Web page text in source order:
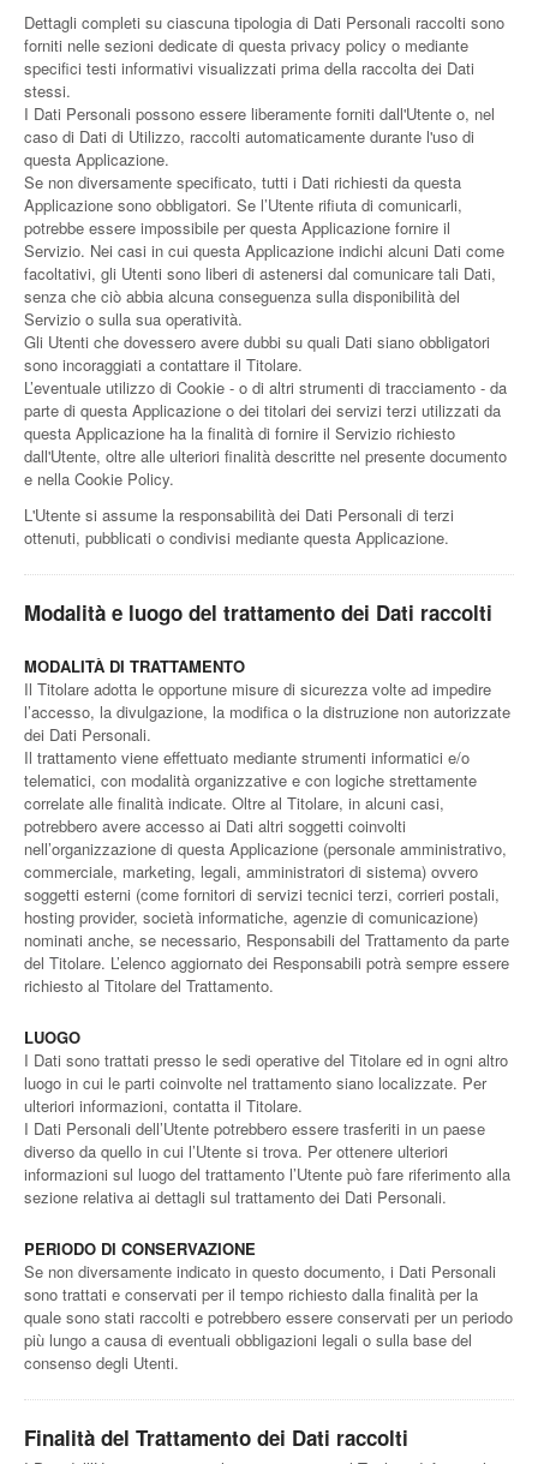
Dettagli completi su ciascuna tipologia di Dati Personali raccolti sono
forniti nelle sezioni dedicate di questa privacy policy o mediante
specifici testi informativi visualizzati prima della raccolta dei Dati
stessi.
I Dati Personali possono essere liberamente forniti dall'Utente o, nel
caso di Dati di Utilizzo, raccolti automaticamente durante l'uso di
questa Applicazione.
Se non diversamente specificato, tutti i Dati richiesti da questa
Applicazione sono obbligatori. Se l’Utente rifiuta di comunicarli,
potrebbe essere impossibile per questa Applicazione fornire il
Servizio. Nei casi in cui questa Applicazione indichi alcuni Dati come
facoltativi, gli Utenti sono liberi di astenersi dal comunicare tali Dati,
senza che ciò abbia alcuna conseguenza sulla disponibilità del
Servizio o sulla sua operatività.
Gli Utenti che dovessero avere dubbi su quali Dati siano obbligatori
sono incoraggiati a contattare il Titolare.
L’eventuale utilizzo di Cookie - o di altri strumenti di tracciamento - da
parte di questa Applicazione o dei titolari dei servizi terzi utilizzati da
questa Applicazione ha la finalità di fornire il Servizio richiesto
dall'Utente, oltre alle ulteriori finalità descritte nel presente documento
e nella Cookie Policy.
L'Utente si assume la responsabilità dei Dati Personali di terzi
ottenuti, pubblicati o condivisi mediante questa Applicazione.
Modalità e luogo del trattamento dei Dati raccolti
MODALITÀ DI TRATTAMENTO
Il Titolare adotta le opportune misure di sicurezza volte ad impedire
l’accesso, la divulgazione, la modifica o la distruzione non autorizzate
dei Dati Personali.
Il trattamento viene effettuato mediante strumenti informatici e/o
telematici, con modalità organizzative e con logiche strettamente
correlate alle finalità indicate. Oltre al Titolare, in alcuni casi,
potrebbero avere accesso ai Dati altri soggetti coinvolti
nell’organizzazione di questa Applicazione (personale amministrativo,
commerciale, marketing, legali, amministratori di sistema) ovvero
soggetti esterni (come fornitori di servizi tecnici terzi, corrieri postali,
hosting provider, società informatiche, agenzie di comunicazione)
nominati anche, se necessario, Responsabili del Trattamento da parte
del Titolare. L’elenco aggiornato dei Responsabili potrà sempre essere
richiesto al Titolare del Trattamento.
LUOGO
I Dati sono trattati presso le sedi operative del Titolare ed in ogni altro
luogo in cui le parti coinvolte nel trattamento siano localizzate. Per
ulteriori informazioni, contatta il Titolare.
I Dati Personali dell’Utente potrebbero essere trasferiti in un paese
diverso da quello in cui l’Utente si trova. Per ottenere ulteriori
informazioni sul luogo del trattamento l’Utente può fare riferimento alla
sezione relativa ai dettagli sul trattamento dei Dati Personali.
PERIODO DI CONSERVAZIONE
Se non diversamente indicato in questo documento, i Dati Personali
sono trattati e conservati per il tempo richiesto dalla finalità per la
quale sono stati raccolti e potrebbero essere conservati per un periodo
più lungo a causa di eventuali obbligazioni legali o sulla base del
consenso degli Utenti.
Finalità del Trattamento dei Dati raccolti